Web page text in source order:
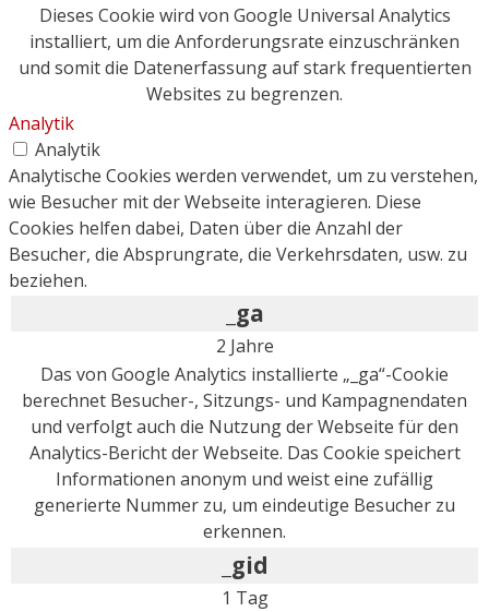
Dieses Cookie wird von Google Universal Analytics
installiert, um die Anforderungsrate einzuschränken
und somit die Datenerfassung auf stark frequentierten
Websites zu begrenzen.
Analytik
Analytik
Analytische Cookies werden verwendet, um zu verstehen,
wie Besucher mit der Webseite interagieren. Diese
Cookies helfen dabei, Daten über die Anzahl der
Besucher, die Absprungrate, die Verkehrsdaten, usw. zu
beziehen.
_ga
2 Jahre
Das von Google Analytics installierte „_ga“-Cookie
berechnet Besucher-, Sitzungs- und Kampagnendaten
und verfolgt auch die Nutzung der Webseite für den
Analytics-Bericht der Webseite. Das Cookie speichert
Informationen anonym und weist eine zufällig
generierte Nummer zu, um eindeutige Besucher zu
erkennen.
_gid
1 Tag